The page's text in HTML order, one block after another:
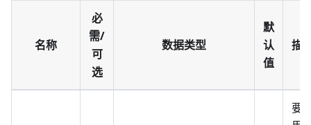
名称
必
需/
可
选
数据类型
默
认
值
描
要